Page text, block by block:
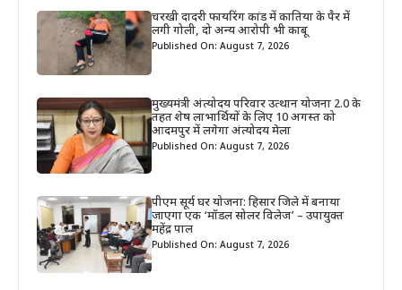
चरखी दादरी फायरिंग कांड में कातिया के पैर में
लगी गोली, दो अन्य आरोपी भी काबू
Published On: August 7, 2026
मुख्यमंत्री अंत्योदय परिवार उत्थान योजना 2.0 के
तहत शेष लाभार्थियों के लिए 10 अगस्त को
आदमपुर में लगेगा अंत्योदय मेला
Published On: August 7, 2026
पीएम सूर्य घर योजना: हिसार जिले में बनाया
जाएगा एक ‘मॉडल सोलर विलेज’ – उपायुक्त
महेंद्र पाल
Published On: August 7, 2026